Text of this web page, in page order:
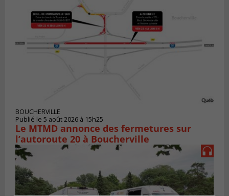
BOUCHERVILLE
Publié le 5 août 2026 à 15h25
Le MTMD annonce des fermetures sur
l’autoroute 20 à Boucherville